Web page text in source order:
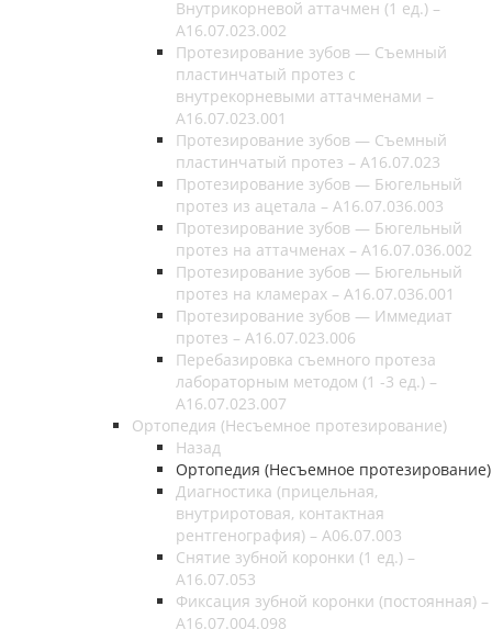
Внутрикорневой аттачмен (1 ед.) –
A16.07.023.002
Протезирование зубов — Съемный
пластинчатый протез с
внутрекорневыми аттачменами –
A16.07.023.001
Протезирование зубов — Съемный
пластинчатый протез – A16.07.023
Протезирование зубов — Бюгельный
протез из ацетала – A16.07.036.003
Протезирование зубов — Бюгельный
протез на аттачменах – A16.07.036.002
Протезирование зубов — Бюгельный
протез на кламерах – A16.07.036.001
Протезирование зубов — Иммедиат
протез – A16.07.023.006
Перебазировка съемного протеза
лабораторным методом (1 -3 ед.) –
A16.07.023.007
Ортопедия (Несъемное протезирование)
Назад
Ортопедия (Несъемное протезирование)
Диагностика (прицельная,
внутриротовая, контактная
рентгенография) – А06.07.003
Снятие зубной коронки (1 ед.) –
A16.07.053
Фиксация зубной коронки (постоянная) –
A16.07.004.098